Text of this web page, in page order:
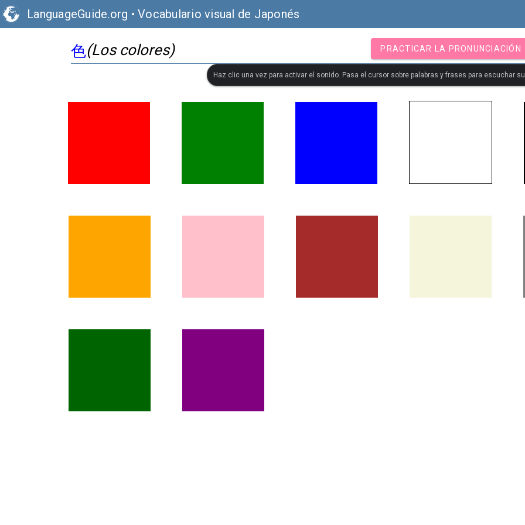
LanguageGuide.org • Vocabulario visual de Japonés
色(Los colores) PRACTICAR LA PRONUNCIACIÓN
Haz clic una vez para activar el sonido. Pasa el cursor sobre palabras y frases para escuchar